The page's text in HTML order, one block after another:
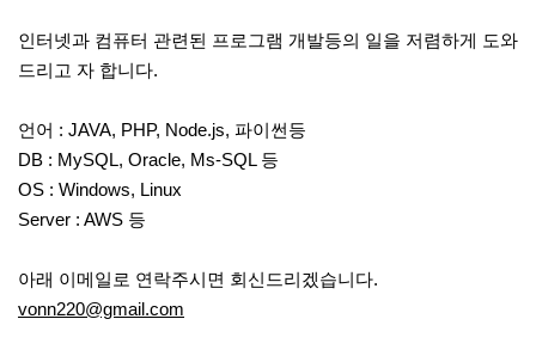
인터넷과 컴퓨터 관련된 프로그램 개발등의 일을 저렴하게 도와
드리고 자 합니다.
언어 : JAVA, PHP, Node.js, 파이썬등
DB : MySQL, Oracle, Ms-SQL 등
OS : Windows, Linux
Server : AWS 등
아래 이메일로 연락주시면 회신드리겠습니다.
vonn220@gmail.com